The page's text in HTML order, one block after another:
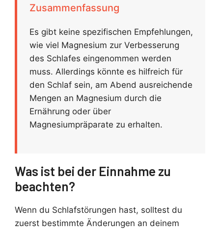
Zusammenfassung
Es gibt keine spezifischen Empfehlungen,
wie viel Magnesium zur Verbesserung
des Schlafes eingenommen werden
muss. Allerdings könnte es hilfreich für
den Schlaf sein, am Abend ausreichende
Mengen an Magnesium durch die
Ernährung oder über
Magnesiumpräparate zu erhalten.
Was ist bei der Einnahme zu
beachten?
Wenn du Schlafstörungen hast, solltest du
zuerst bestimmte Änderungen an deinem